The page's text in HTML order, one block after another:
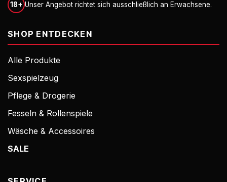
18+ Unser Angebot richtet sich ausschließlich an Erwachsene.
SHOP ENTDECKEN
Alle Produkte
Sexspielzeug
Pflege & Drogerie
Fesseln & Rollenspiele
Wäsche & Accessoires
SALE